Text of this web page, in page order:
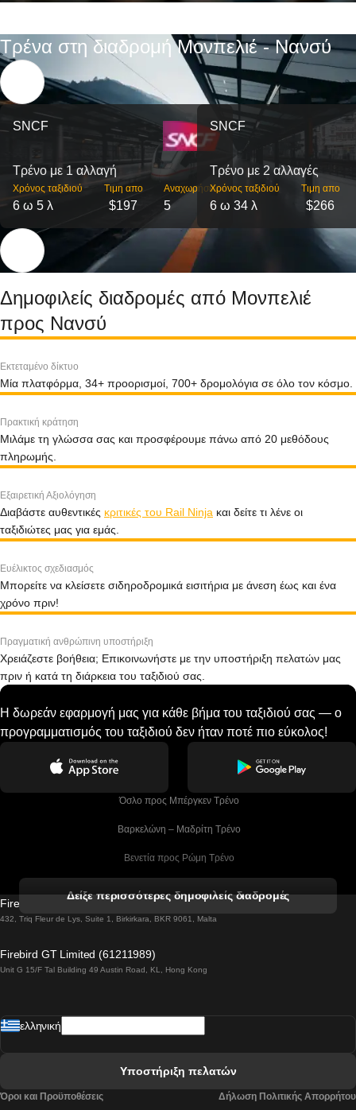
Τρένα στη διαδρομή Μονπελιέ - Νανσύ
SNCF
Τρένο με 1 αλλαγή
Χρόνος ταξιδιού
6 ω 5 λ
Τιμη απο
$197
Αναχωρήσεις
5
SNCF
Τρένο με 2 αλλαγές
Χρόνος ταξιδιού
6 ω 34 λ
Τιμη απο
$266
Δημοφιλείς διαδρομές από Μονπελιέ
προς Νανσύ
Εκτεταμένο δίκτυο
Μία πλατφόρμα, 34+ προορισμοί, 700+ δρομολόγια σε όλο τον κόσμο.
Πρακτική κράτηση
Μιλάμε τη γλώσσα σας και προσφέρουμε πάνω από 20 μεθόδους
πληρωμής.
Εξαιρετική Αξιολόγηση
Διαβάστε αυθεντικές κριτικές του Rail Ninja και δείτε τι λένε οι
ταξιδιώτες μας για εμάς.
Ευέλικτος σχεδιασμός
Μπορείτε να κλείσετε σιδηροδρομικά εισιτήρια με άνεση έως και ένα
χρόνο πριν!
Πραγματική ανθρώπινη υποστήριξη
Χρειάζεστε βοήθεια; Επικοινωνήστε με την υποστήριξη πελατών μας
πριν ή κατά τη διάρκεια του ταξιδιού σας.
Η δωρεάν εφαρμογή μας για κάθε βήμα του ταξιδιού σας — ο
προγραμματισμός του ταξιδιού δεν ήταν ποτέ πιο εύκολος!
Όσλο προς Μπέργκεν Tρένο
Βαρκελώνη – Μαδρίτη Tρένο
Βενετία προς Ρώμη Τρένο
Βιέννη προς Σάλτσμπουργκ Τρένα
Βουδαπέστη προς Πράγα Tρένο
Δείξε περισσότερες δημοφιλείς διαδρομές
Firebird GT Limited (OC 1451)
432, Triq Fleur de Lys, Suite 1, Birkirkara, BKR 9061, Malta
Firebird GT Limited (61211989)
Unit G 15/F Tal Building 49 Austin Road, KL, Hong Kong
ελληνική
Υποστήριξη πελατών
Όροι και Προϋποθέσεις Δήλωση Πολιτικής Απορρήτου